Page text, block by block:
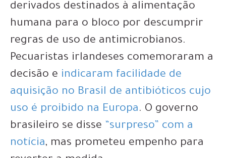
derivados destinados à alimentação
humana para o bloco por descumprir
regras de uso de antimicrobianos.
Pecuaristas irlandeses comemoraram a
decisão e indicaram facilidade de
aquisição no Brasil de antibióticos cujo
uso é proibido na Europa. O governo
brasileiro se disse “surpreso” com a
notícia, mas prometeu empenho para